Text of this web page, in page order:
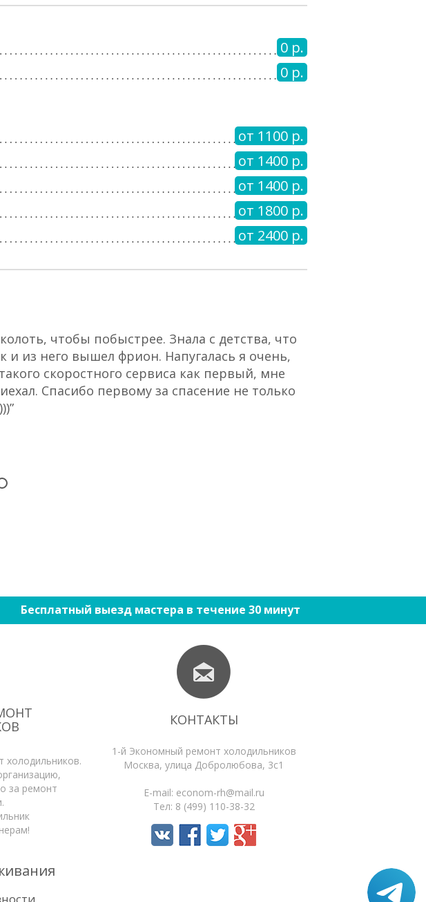
0 р.
0 р.
от 1100 р.
от 1400 р.
от 1400 р.
от 1800 р.
от 2400 р.
чтобы побыстрее. Знала с детства, что
и из него вышел фрион. Напугалась я очень,
скоростного сервиса как первый, мне
Спасибо первому за спасение не только
Бесплатный выезд мастера в течение 30 минут
КОНТАКТЫ
холодильников.
за ремонт
1-й Экономный ремонт холодильников
Москва, улица Добролюбова, 3с1
E-mail: econom-rh@mail.ru
Тел: 8 (499) 110-38-32